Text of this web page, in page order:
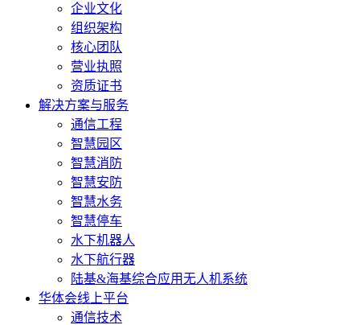
企业文化
组织架构
核心团队
营业执照
资质证书
解决方案与服务
通信工程
智慧园区
智慧消防
智慧安防
智慧水务
智慧停车
水下机器人
水下航行器
陆基&海基综合应用无人机系统
华体会线上平台
通信技术